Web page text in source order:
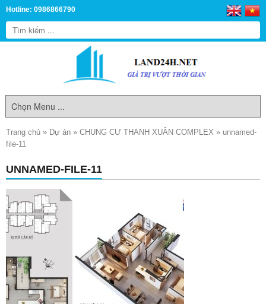
Hotline: 0986866790
Trang chủ » Dự án » CHUNG CƯ THANH XUÂN COMPLEX » unnamed-
file-11
UNNAMED-FILE-11